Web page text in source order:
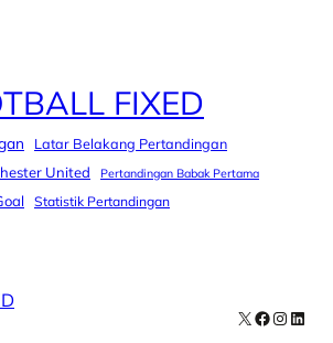
FIXED
Latar Belakang Pertandingan
United Pertandingan Babak Pertama
Statistik Pertandingan
X Facebook